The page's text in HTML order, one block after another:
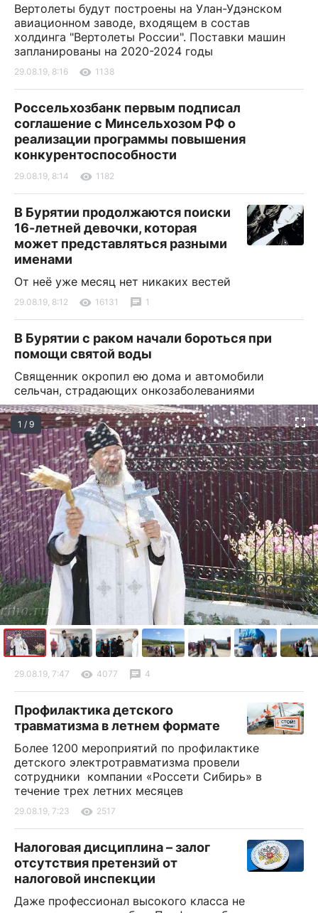
Вертолеты будут построены на Улан-Удэнском
авиационном заводе, входящем в состав
холдинга "Вертолеты России". Поставки машин
запланированы на 2020-2024 годы
29.08.19, 8:16 1138
Россельхозбанк первым подписал
соглашение с Минсельхозом РФ о
реализации программы повышения
конкурентоспособности
29.08.19, 8:14 1182
В Бурятии продолжаются поиски
16-летней девочки, которая
может представляться разными
именами
От неё уже месяц нет никаких вестей
29.08.19, 8:12 16131 1
В Бурятии с раком начали бороться при
помощи святой воды
Священник окропил ею дома и автомобили
сельчан, страдающих онкозаболеваниями
1 / 9
29.08.19, 7:47 4077 4
Профилактика детского
травматизма в летнем формате
Более 1200 мероприятий по профилактике
детского электротравматизма провели
сотрудники компании «Россети Сибирь» в
течение трех летних месяцев
29.08.19, 7:23 2517
Налоговая дисциплина – залог
отсутствия претензий от
налоговой инспекции
Даже профессионал высокого класса не